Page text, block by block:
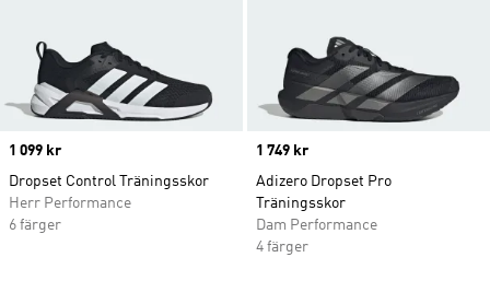
Price
1 099 kr
Dropset Control Träningsskor
Herr Performance
6 färger
Price
1 749 kr
Adizero Dropset Pro
Träningsskor
Dam Performance
4 färger